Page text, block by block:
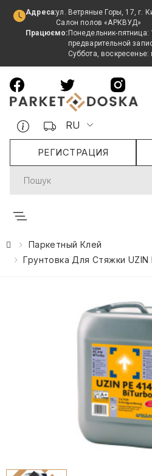
Адреса:ул. Ветряные Горы, 17, г.
Салон полов «АРКВУД»
Працюємо: Понедельник-
предварительной
Суббота,
RU
РЕГИСТРАЦИЯ
Search
Паркетный Клей
Грунтовка Для Стяжки UZIN